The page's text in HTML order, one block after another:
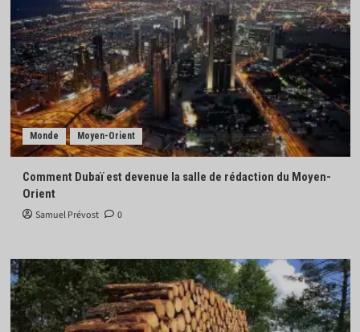
Monde Moyen-Orient
Comment Dubaï est devenue la salle de rédaction du Moyen-
Orient
Samuel Prévost 0